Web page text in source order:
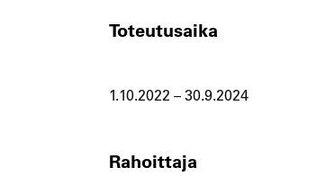
Toteutusaika
1.10.2022 – 30.9.2024
Rahoittaja